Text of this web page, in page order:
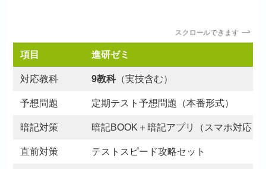
スクロールできます
項目 進研ゼミ
対応教科 9教科（実技含む）
予想問題 定期テスト予想問題（本番形式）
暗記対策 暗記BOOK＋暗記アプリ（スマホ対応）
直前対策 テストスピード攻略セット